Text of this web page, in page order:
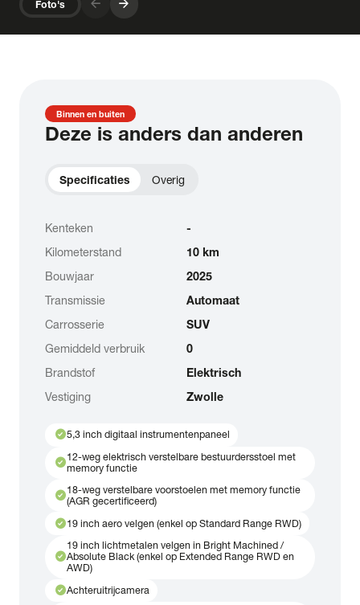
Foto's arrow_forward arrow_forward
Binnen en buiten
Deze is anders dan anderen
Specificaties Overig
Kenteken
-
Kilometerstand
10 km
Bouwjaar
2025
Transmissie
Automaat
Carrosserie
SUV
Gemiddeld verbruik
0
Brandstof
Elektrisch
Vestiging
Zwolle
check_circle5,3 inch digitaal instrumentenpaneel
check_circle12-weg elektrisch verstelbare bestuurdersstoel met
memory functie
check_circle18-weg verstelbare voorstoelen met memory functie
(AGR gecertificeerd)
check_circle19 inch aero velgen (enkel op Standard Range RWD)
check_circle
19 inch lichtmetalen velgen in Bright Machined /
Absolute Black (enkel op Extended Range RWD en
AWD)
check_circleAchteruitrijcamera